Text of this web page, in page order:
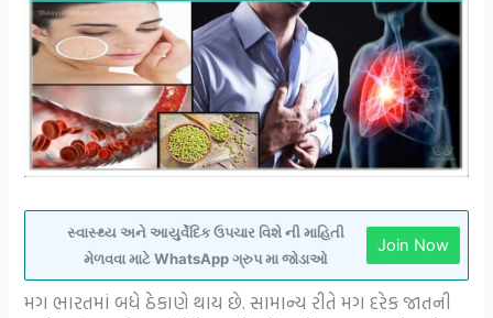
સ્વાસ્થ્ય અને આયુર્વેદિક ઉપચાર વિશે ની માહિતી
મેળવવા માટે WhatsApp ગ્રુપ મા જોડાઓ
Join Now
મગ ભારતમાં બધે ઠેકાણે થાય છે. સામાન્ય રીતે મગ દરેક જાતની